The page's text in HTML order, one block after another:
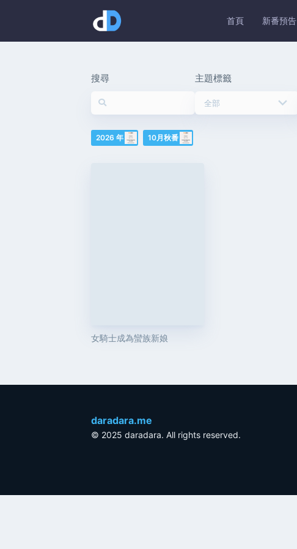
首頁 新番預告
搜尋 主題標籤
全部 keyboard_arrow_down
2026 年 10月秋番
女騎士成為蠻族新娘
daradara.me
© 2025 daradara. All rights reserved.